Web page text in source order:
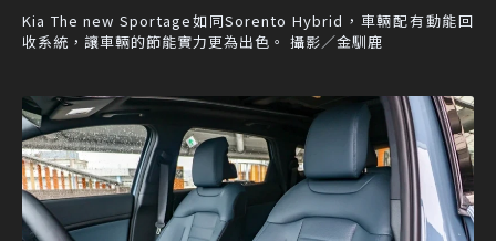
Kia The new Sportage如同Sorento Hybrid，車輛配有動能回
收系統，讓車輛的節能實力更為出色。 攝影／金馴鹿